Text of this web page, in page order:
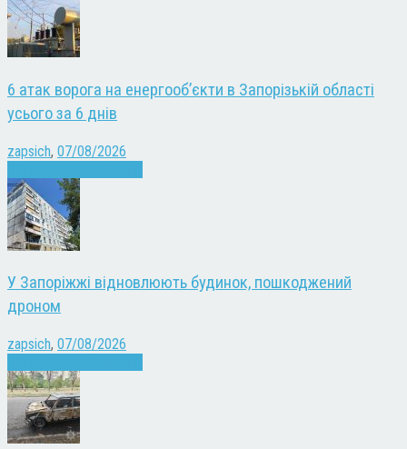
6 атак ворога на енергооб’єкти в Запорізькій області
усього за 6 днів
zapsich, 07/08/2026
У Запоріжжі відновлюють будинок, пошкоджений
дроном
zapsich, 07/08/2026